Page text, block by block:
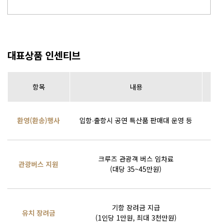
대표상품 인센티브
항목 내용
환영(환송)행사 입항∙출항시 공연 특산품 판매대 운영 등
관광버스 지원
크루즈 관광객 버스 임차료
(대당 35~45만원)
유치 장려금
기항 장려금 지급
(1인당 1만원, 최대 3천만원)